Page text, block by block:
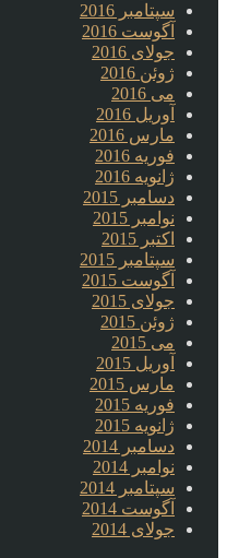
سپتامبر 2016
آگوست 2016
جولای 2016
ژوئن 2016
می 2016
آوریل 2016
مارس 2016
فوریه 2016
ژانویه 2016
دسامبر 2015
نوامبر 2015
اکتبر 2015
سپتامبر 2015
آگوست 2015
جولای 2015
ژوئن 2015
می 2015
آوریل 2015
مارس 2015
فوریه 2015
ژانویه 2015
دسامبر 2014
نوامبر 2014
سپتامبر 2014
آگوست 2014
جولای 2014